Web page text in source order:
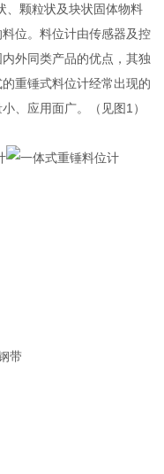
、颗粒状及块状固体物料
位。料位计由传感器及控
外同类产品的优点，其独
重锤式料位计经常出现的
、应用面广。（见图1）
带